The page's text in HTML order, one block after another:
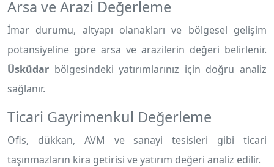
Arsa ve Arazi Değerleme
İmar durumu, altyapı olanakları ve bölgesel gelişim
potansiyeline göre arsa ve arazilerin değeri belirlenir.
Üsküdar bölgesindeki yatırımlarınız için doğru analiz
sağlanır.
Ticari Gayrimenkul Değerleme
Ofis, dükkan, AVM ve sanayi tesisleri gibi ticari
taşınmazların kira getirisi ve yatırım değeri analiz edilir.